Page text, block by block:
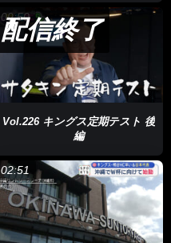
09:50
配信終了
Vol.226 キングス定期テスト 後
編
02:51